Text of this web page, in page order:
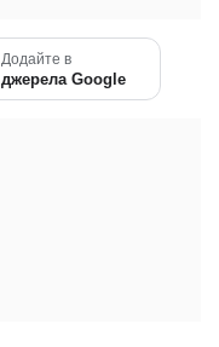
Додайте в
джерела Google